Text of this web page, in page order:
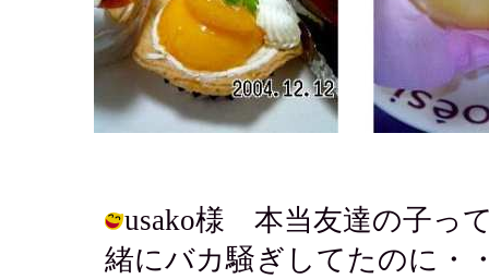
usako様 本当友達の子っ
緒にバカ騒ぎしてたのに・